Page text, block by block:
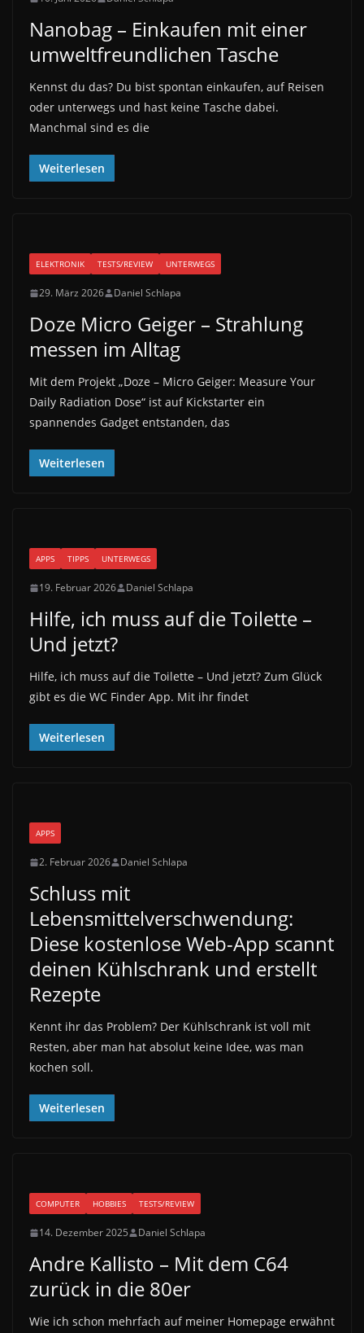
Nanobag – Einkaufen mit einer
umweltfreundlichen Tasche
Kennst du das? Du bist spontan einkaufen, auf Reisen
oder unterwegs und hast keine Tasche dabei.
Manchmal sind es die
Weiterlesen
ELEKTRONIK TESTS/REVIEW UNTERWEGS
29. März 2026 Daniel Schlapa
Doze Micro Geiger – Strahlung
messen im Alltag
Mit dem Projekt „Doze – Micro Geiger: Measure Your
Daily Radiation Dose“ ist auf Kickstarter ein
spannendes Gadget entstanden, das
Weiterlesen
APPS TIPPS UNTERWEGS
19. Februar 2026 Daniel Schlapa
Hilfe, ich muss auf die Toilette –
Und jetzt?
Hilfe, ich muss auf die Toilette – Und jetzt? Zum Glück
gibt es die WC Finder App. Mit ihr findet
Weiterlesen
APPS
2. Februar 2026 Daniel Schlapa
Schluss mit
Lebensmittelverschwendung:
Diese kostenlose Web-App scannt
deinen Kühlschrank und erstellt
Rezepte
Kennt ihr das Problem? Der Kühlschrank ist voll mit
Resten, aber man hat absolut keine Idee, was man
kochen soll.
Weiterlesen
COMPUTER HOBBIES TESTS/REVIEW
14. Dezember 2025 Daniel Schlapa
Andre Kallisto – Mit dem C64
zurück in die 80er
Wie ich schon mehrfach auf meiner Homepage erwähnt